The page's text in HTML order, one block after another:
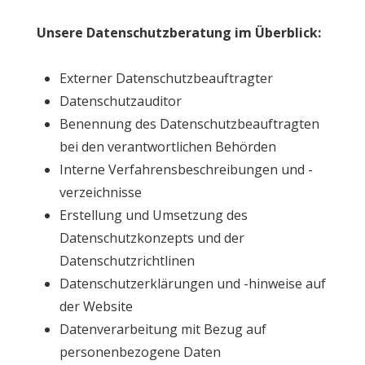
Unsere Datenschutzberatung im Überblick:
Externer Datenschutzbeauftragter
Datenschutzauditor
Benennung des Datenschutzbeauftragten
bei den verantwortlichen Behörden
Interne Verfahrensbeschreibungen und -
verzeichnisse
Erstellung und Umsetzung des
Datenschutzkonzepts und der
Datenschutzrichtlinen
Datenschutzerklärungen und -hinweise auf
der Website
Datenverarbeitung mit Bezug auf
personenbezogene Daten